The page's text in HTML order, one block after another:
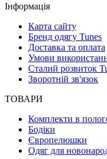
Інформація
Карта сайту
Бренд одягу Tunes
Доставка та оплата
Умови
Сталий розвиток
Зворотній зв'язок
ТОВАРИ
Комплекти в
Бодіки
Європелюшки
Одяг для